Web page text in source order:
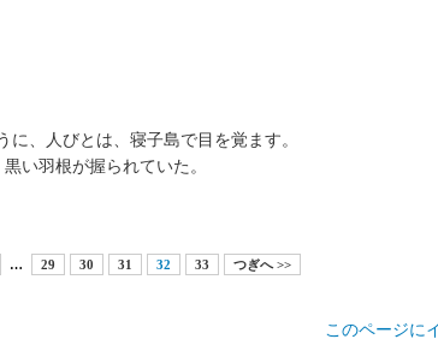
、人びとは、寝子島で目を覚ます。
い羽根が握られていた。
… 29 30 31 32 33 つぎへ >>
このページに